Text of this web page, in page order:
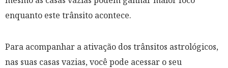
enquanto este trânsito acontece.
Para acompanhar a ativação dos trânsitos astrológicos,
nas suas casas vazias, você pode acessar o seu